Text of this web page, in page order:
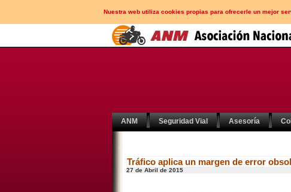
Nuestra web utiliza cookies propias para ofrecerle un mejor
ANM Seguridad Vial Asesoría
Tráfico aplica un margen de error
27 de Abril de 2015